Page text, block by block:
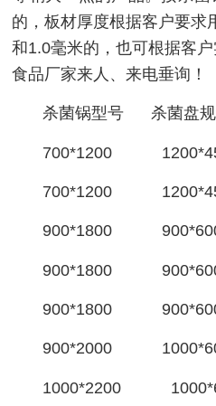
的，板材厚度根据客户要求
和1.0毫米的，也可根据客
食品厂家来人、来电垂询！
杀菌锅型号 杀菌盘规
700*1200
700*1200
900*1800
900*1800
900*1800
900*2000
1000*2200